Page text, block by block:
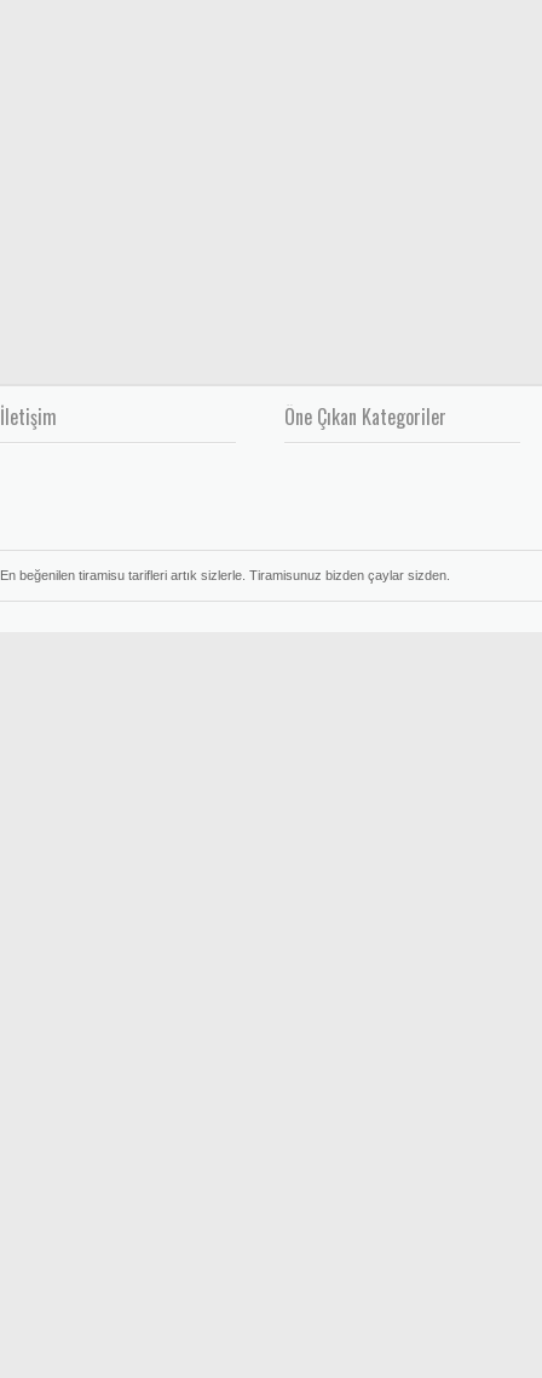
İletişim Öne Çıkan Kategoriler
En beğenilen tiramisu tarifleri artık sizlerle. Tiramisunuz bizden çaylar sizden.